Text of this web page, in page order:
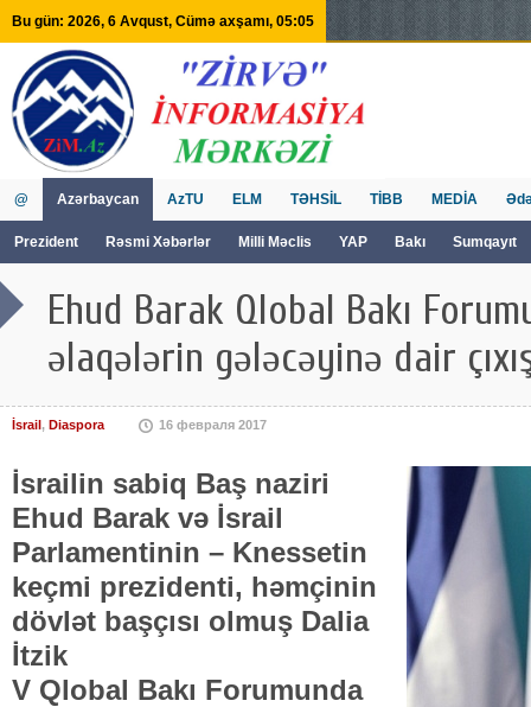
Bu gün: 2026, 6 Avqust, Cümə axşamı, 05:05
@ Azərbaycan
Prezident Rəsmi Xəbərlər Milli Məclis YAP Bakı Sumqayıt
AzTU ELM TƏHSİL TİBB MEDİA
Ehud Barak Qlobal Bakı
əlaqələrin gələcəyinə dair
İsrail, Diaspora 16 февраля 2017
İsrailin sabiq Baş naziri
Ehud Barak və İsrail
Parlamentinin – Knessetin
keçmi prezidenti, həmçinin
dövlət başçısı olmuş Dalia
İtzik
V Qlobal Bakı Forumunda